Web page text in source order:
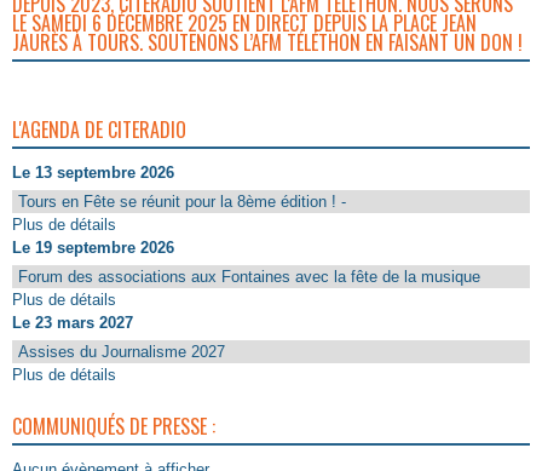
LE SAMEDI 6 DÉCEMBRE 2025 EN DIRECT DEPUIS LA PLACE JEAN
JAURÈS À TOURS. SOUTENONS L’AFM TÉLÉTHON EN FAISANT UN DON !
L'AGENDA DE CITERADIO
Le 13 septembre 2026
Tours en Fête se réunit pour la 8ème édition ! -
Plus de détails
Le 19 septembre 2026
Forum des associations aux Fontaines avec la fête de la musique
Plus de détails
Le 23 mars 2027
Assises du Journalisme 2027
Plus de détails
COMMUNIQUÉS DE PRESSE :